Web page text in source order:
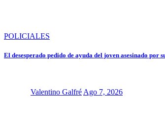
POLICIALES
El desesperado pedido de ayuda del joven asesinado
Valentino GalfréAgo 7, 2026